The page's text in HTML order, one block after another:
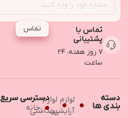
تماس با
پشتیبانی
۷ روز هفته، ۲۴
ساعت
تماس
دسته
بندی ها
لوازم
آرایشی
لوازم
بهداشتی
دسترسی سریع
خانه